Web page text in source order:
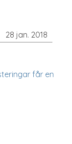
28 jan. 2018
får en